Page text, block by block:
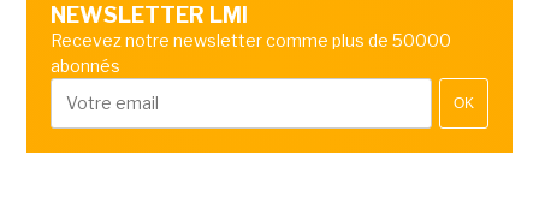
NEWSLETTER LMI
Recevez notre newsletter comme plus de 50000
abonnés
OK